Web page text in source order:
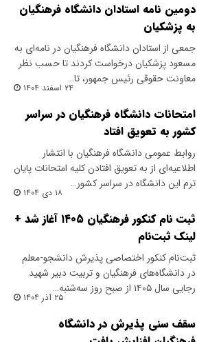
دومین نامه استادان دانشگاه فرهنگیان
به پزشکیان
جمعی از استادان دانشگاه فرهنگیان در نامه‌ای به
مسعود پزشکیان درخواست کردند تا حسب نظر
معاونت حقوقی رئیس جمهور، تا…
۲۴ اسفند ۱۴۰۴
امتحانات دانشگاه فرهنگیان در سراسر
کشور به تعویق افتاد
روابط عمومی دانشگاه فرهنگیان با انتشار
اطلاعیه‌ای از به تعویق افتادن کلیه امتحانات پایان
ترم این دانشگاه در سراسر کشور…
۱۸ دی ۱۴۰۴
ثبت نام کنکور فرهنگیان ۱۴۰۵ آغاز شد +
لینک ثبت‌نام
ثبت‌نام کنکور اختصاصی پذیرش دانشجو-معلم
در دانشگاه‌های فرهنگیان و تربیت دبیر شهید
رجایی سال ۱۴۰۵ از صبح روز سه‌شنبه…
۲۵ آذر ۱۴۰۴
سقف سنی پذیرش در دانشگاه